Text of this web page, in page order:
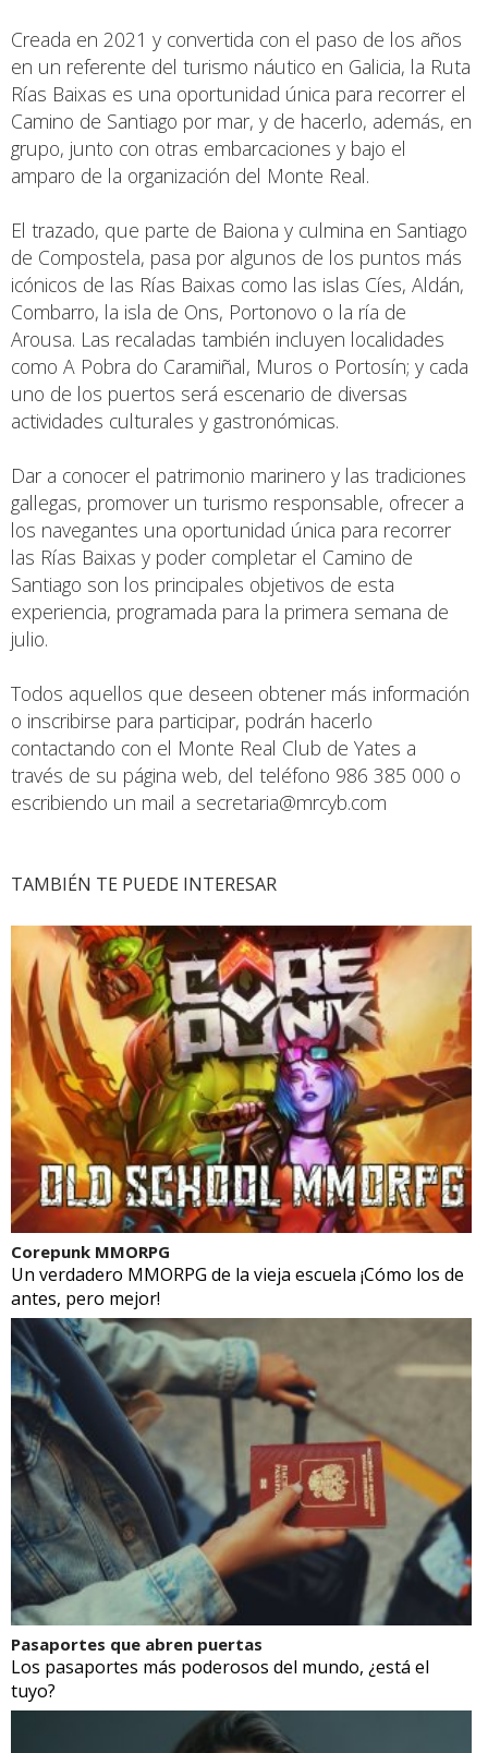
Creada en 2021 y convertida con el paso de los años
en un referente del turismo náutico en Galicia, la Ruta
Rías Baixas es una oportunidad única para recorrer el
Camino de Santiago por mar, y de hacerlo, además, en
grupo, junto con otras embarcaciones y bajo el
amparo de la organización del Monte Real.
El trazado, que parte de Baiona y culmina en Santiago
de Compostela, pasa por algunos de los puntos más
icónicos de las Rías Baixas como las islas Cíes, Aldán,
Combarro, la isla de Ons, Portonovo o la ría de
Arousa. Las recaladas también incluyen localidades
como A Pobra do Caramiñal, Muros o Portosín; y cada
uno de los puertos será escenario de diversas
actividades culturales y gastronómicas.
Dar a conocer el patrimonio marinero y las tradiciones
gallegas, promover un turismo responsable, ofrecer a
los navegantes una oportunidad única para recorrer
las Rías Baixas y poder completar el Camino de
Santiago son los principales objetivos de esta
experiencia, programada para la primera semana de
julio.
Todos aquellos que deseen obtener más información
o inscribirse para participar, podrán hacerlo
contactando con el Monte Real Club de Yates a
través de su página web, del teléfono 986 385 000 o
escribiendo un mail a secretaria@mrcyb.com
TAMBIÉN TE PUEDE INTERESAR
Corepunk MMORPG
Un verdadero MMORPG de la vieja escuela ¡Cómo los de
antes, pero mejor!
Pasaportes que abren puertas
Los pasaportes más poderosos del mundo, ¿está el
tuyo?